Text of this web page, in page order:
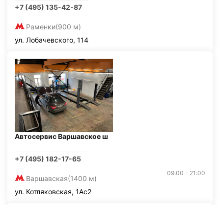
+7 (495) 135-42-87
Раменки(900 м)
ул. Лобачевского, 114
Автосервис Варшавское ш
+7 (495) 182-17-65
Варшавская(1400 м)
09:00 - 21:00
ул. Котляковская, 1Ас2